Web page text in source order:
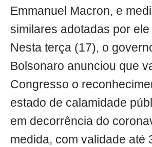
Emmanuel Macron, e
similares adotadas por
Nesta terça (17), o
Bolsonaro anunciou que
Congresso o
estado de calamidade
em decorrência do
medida, com validade até